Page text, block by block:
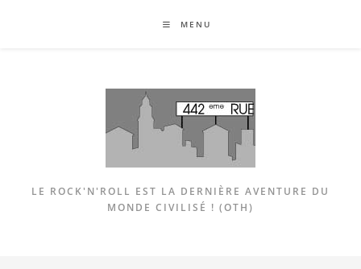
MENU
LE ROCK'N'ROLL EST LA DERNIÈRE AVENTURE DU
MONDE CIVILISÉ ! (OTH)